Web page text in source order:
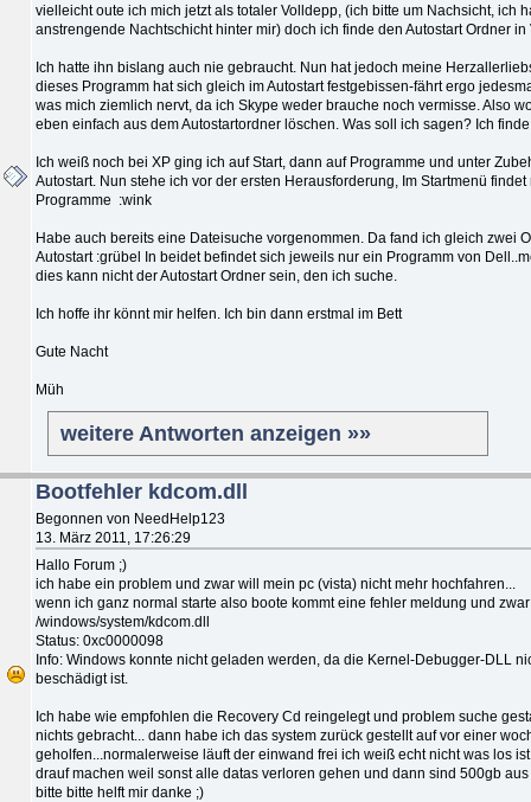
vielleicht oute ich mich jetzt als totaler Volldepp, (ich bitte um Nachsicht, ich
anstrengende Nachtschicht hinter mir) doch ich finde den Autostart Ordner
Ich hatte ihn bislang auch nie gebraucht. Nun hat jedoch meine
dieses Programm hat sich gleich im Autostart festgebissen-fährt ergo
was mich ziemlich nervt, da ich Skype weder brauche noch vermisse. Also
eben einfach aus dem Autostartordner löschen. Was soll ich sagen? Ich
Ich weiß noch bei XP ging ich auf Start, dann auf Programme und unter
Autostart. Nun stehe ich vor der ersten Herausforderung, Im Startmenü
Programme :wink
Habe auch bereits eine Dateisuche vorgenommen. Da fand ich gleich zwei
Autostart :grübel In beidet befindet sich jeweils nur ein Programm von
dies kann nicht der Autostart Ordner sein, den ich suche.
Ich hoffe ihr könnt mir helfen. Ich bin dann erstmal im Bett
Gute Nacht
Müh
weitere Antworten anzeigen »»
Bootfehler kdcom.dll
Begonnen von NeedHelp123
13. März 2011, 17:26:29
Hallo Forum ;)
ich habe ein problem und zwar will mein pc (vista) nicht mehr hochfahren...
wenn ich ganz normal starte also boote kommt eine fehler meldung und
/windows/system/kdcom.dll
Status: 0xc0000098
Info: Windows konnte nicht geladen werden, da die Kernel-Debugger-DLL
beschädigt ist.
Ich habe wie empfohlen die Recovery Cd reingelegt und problem suche
nichts gebracht... dann habe ich das system zurück gestellt auf vor einer
geholfen...normalerweise läuft der einwand frei ich weiß echt nicht was los
drauf machen weil sonst alle datas verloren gehen und dann sind 500gb
bitte bitte helft mir danke ;)